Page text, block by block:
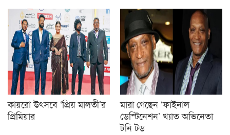
কায়রো উৎসবে ‘প্রিয় মালতী’র
প্রিমিয়ার
মারা গেছেন ‘ফাইনাল
ডেস্টিনেশন’ খ্যাত অভিনেতা
টনি টড